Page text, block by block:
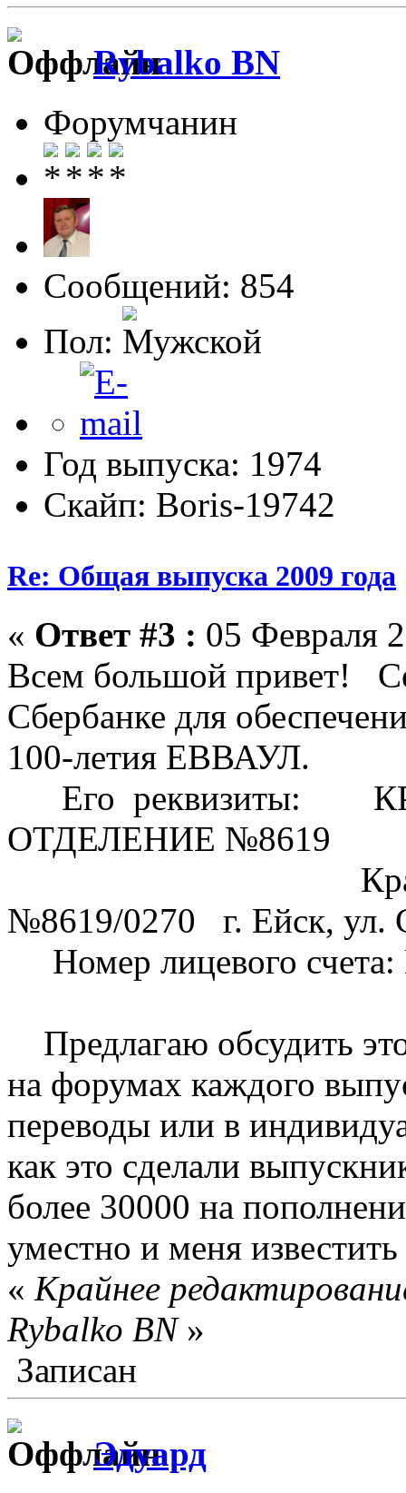
Rybalko BN
Форумчанин
Сообщений: 854
Пол:
Год выпуска: 1974
Скайп: Boris-19742
Re: Общая выпуска 2009 года
« Ответ #3 : 05 Февраля
Всем большой привет!
Сбербанке для
100-летия ЕВВАУЛ.
Его реквизиты:
ОТДЕЛЕНИЕ №8619
№8619/0270 г. Ейск, ул.
Номер лицевого
Предлагаю обсудить
на форумах каждого
переводы или в
как это сделали
более 30000 на
уместно и меня
« Крайнее
Rybalko BN»
Записан
Эдуард